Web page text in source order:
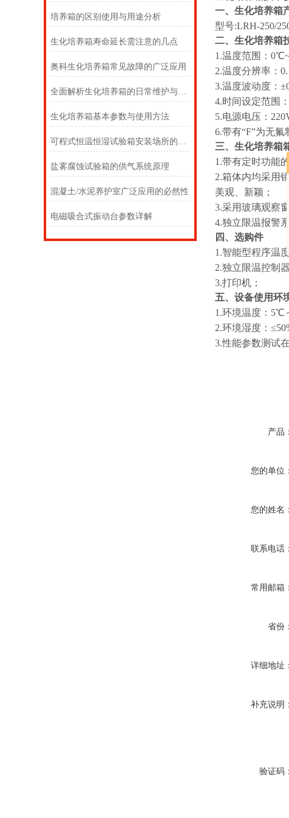
培养箱的区别使用与用途分析
生化培养箱寿命延长需注意的几点
奥科生化培养箱常见故障的广泛应用
全面解析生化培养箱的日常维护与保养
生化培养箱基本参数与使用方法
可程式恒温恒湿试验箱安装场所的注意事项
盐雾腐蚀试验箱的供气系统原理
混凝土/水泥养护室广泛应用的必然性
电磁吸合式振动台参数详解
一、 生化培养箱
型号:LRH-250/
二、 生化培养箱
1.温度范围：
2.温度分辨率：
3.温度波动度：
4.时间设定范围：
5.电源电压：
6.带有“F”为无氟
三、 生化培养箱
1.带有定时功能
2.箱体内均采用
美观、新颖；
3.采用玻璃观察
4.独立限温报警
四、选购件
1.智能型程序温
2.独立限温控制器
3.打印机；
五、设备使用环
1.环境温度：5℃
2.环境湿度：
3.性能参数测试
产品：
您的单位：
您的姓名：
联系电话：
常用邮箱：
省份：
详细地址：
补充说明：
验证码：